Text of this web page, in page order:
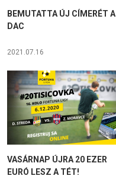
BEMUTATTA ÚJ CÍMERÉT A
DAC
2021.07.16
VASÁRNAP ÚJRA 20 EZER
EURÓ LESZ A TÉT!